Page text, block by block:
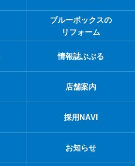
ブルーボックスの
リフォーム
情報誌ぶぶる
店舗案内
採用NAVI
お知らせ